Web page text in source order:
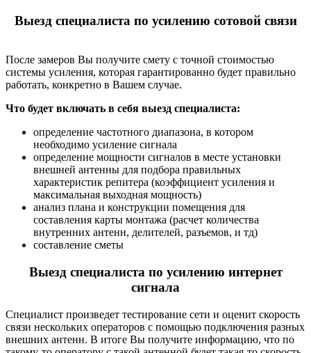
Выезд специалиста по усилению сотовой связи
После замеров Вы получите смету с точной стоимостью
системы усиления, которая гарантированно будет правильно
работать, конкретно в Вашем случае.
Что будет включать в себя выезд специалиста:
определение частотного диапазона, в котором
необходимо усиление сигнала
определение мощности сигналов в месте установки
внешней антенны для подбора правильных
характеристик репитера (коэффициент усиления и
максимальная выходная мощность)
анализ плана и конструкции помещения для
составления карты монтажа (расчет количества
внутренних антенн, делителей, разъемов, и тд)
составление сметы
Выезд специалиста по усилению интернет
сигнала
Специалист произведет тестирование сети и оценит скорость
связи нескольких операторов с помощью подключения разных
внешних антенн. В итоге Вы получите информацию, что по